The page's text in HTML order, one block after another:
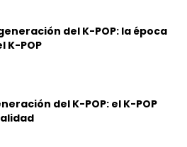
del K-POP: la época
K-POP
del K-POP: el K-POP